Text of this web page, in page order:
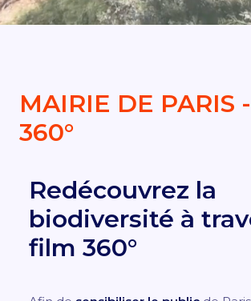
DEMANDER UN DEVIS
MAIRIE DE PARIS
360°
Redécouvrez la
biodiversité à
film 360°